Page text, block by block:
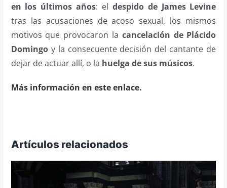
en los últimos años: el despido de James Levine
tras las acusaciones de acoso sexual, los mismos
motivos que provocaron la cancelación de Plácido
Domingoy la consecuente decisión del cantante de
dejar de actuar allí, o la huelga de sus músicos.
Más información en este enlace.
Artículos relacionados